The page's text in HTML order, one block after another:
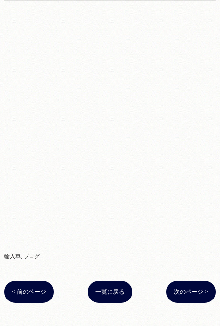
輸入車 ブログ
< 前のページ 一覧に戻る 次のページ >